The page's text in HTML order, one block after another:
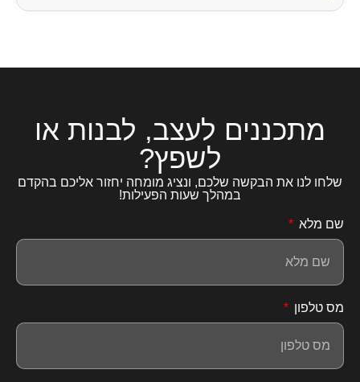
מתכננים לעצב, לבנות או
לשפץ?
שלחו לנו את הבקשה שלכם, ונציג מומחה יחזור אליכם בהקדם
במהלך שעות הפעילות!
שם מלא
מס טלפון